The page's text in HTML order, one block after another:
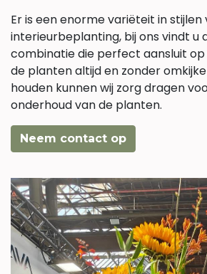
Er is een enorme variëteit in stijlen
interieurbeplanting, bij ons vindt u
combinatie die perfect aansluit op
de planten altijd en zonder
houden kunnen wij zorg dragen
onderhoud van de planten.
Neem contact op